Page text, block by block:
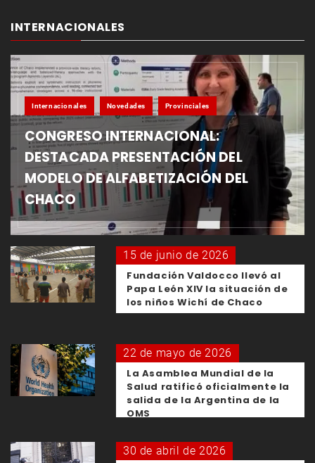
INTERNACIONALES
Internacionales Novedades Provinciales
CONGRESO INTERNACIONAL:
DESTACADA PRESENTACIÓN DEL
MODELO DE ALFABETIZACIÓN DEL
CHACO
15 de junio de 2026
Fundación Valdocco llevó al
Papa León XIV la situación de
los niños Wichí de Chaco
22 de mayo de 2026
La Asamblea Mundial de la
Salud ratificó oficialmente la
salida de la Argentina de la
OMS
30 de abril de 2026